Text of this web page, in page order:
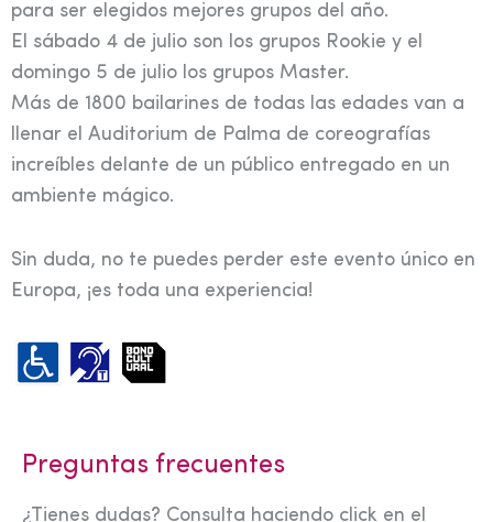
para ser elegidos mejores grupos del año.
El sábado 4 de julio son los grupos Rookie y el
domingo 5 de julio los grupos Master.
Más de 1800 bailarines de todas las edades van a
llenar el Auditorium de Palma de coreografías
increíbles delante de un público entregado en un
ambiente mágico.
Sin duda, no te puedes perder este evento único en
Europa, ¡es toda una experiencia!
Preguntas frecuentes
¿Tienes dudas? Consulta haciendo click en el